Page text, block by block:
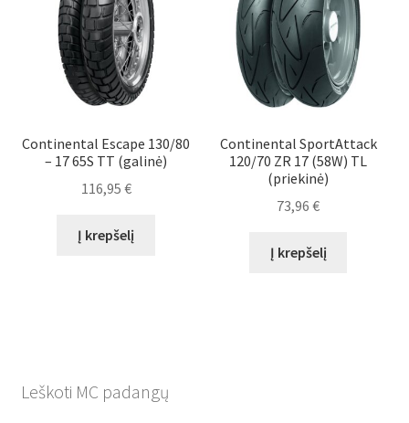
Continental Escape 130/80
– 17 65S TT (galinė)
116,95 €
Į krepšelį
Continental SportAttack
120/70 ZR 17 (58W) TL
(priekinė)
73,96€
Į krepšelį
Leškoti MC padangų